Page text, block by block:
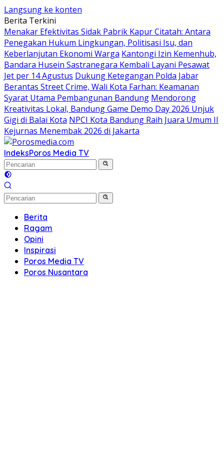
Langsung ke konten
Berita Terkini
Menakar Efektivitas Sidak Pabrik Kapur Citatah: Antara
Penegakan Hukum Lingkungan, Politisasi Isu, dan
Keberlanjutan Ekonomi Warga Kantongi Izin Kemenhub,
Bandara Husein Sastranegara Kembali Layani Pesawat
Jet per 14 Agustus Dukung Ketegangan Polda Jabar
Berantas Street Crime, Wali Kota Farhan: Keamanan
Syarat Utama Pembangunan Bandung Mendorong
Kreativitas Lokal, Bandung Game Demo Day 2026 Unjuk
Gigi di Balai Kota NPCI Kota Bandung Raih Juara Umum II
Kejurnas Menembak 2026 di Jakarta
IndeksPoros Media TV
Berita
Ragam
Opini
Inspirasi
Poros Media TV
Poros Nusantara